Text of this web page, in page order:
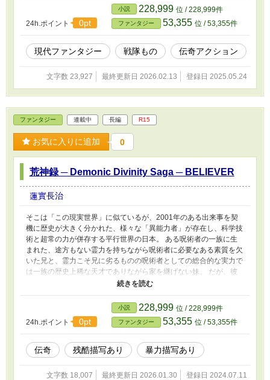
こは、読者の皆さんが居る「現実世界」と似ているけど、2001年
に起きたある事件により、魔法使い・超能力者・心霊術者・妖怪
系・古代種族・変身能力者・改造人間など、様々な「異能力者」の
存在が明らかになった平行世界の2030年前後の日本は福岡県久留
米市。 対異能力犯罪広域警察こと通称「レコンキスタ」（何の略
称かは不明）のレンジャー隊・福岡県久留米小隊は、不祥事で査問
にかけられるある警官を福岡市まで護送する任務を命じられた。
しかし、その不良警官のとんでもないやらかしは既に警察中に知れ
ています。
24h.ポイント 0pt
小説 228,999 位 / 228,999件
ファンタジー 53,355 位 / 53,355件
現代ファンタジー 戦隊もの 伝奇アクション
文字数 23,927 最終更新日 2026.02.13 登録日 2025.05.24
ファンタジー 連載中 長編 R15
お気に入りに追加 0
荒神録 ─ Demonic Divinity Saga ─ BELIEVER
蓮實長治
そこは「この現実世界」に似ているが、2001年のある出来事を契
機に歴史が大きく分かれた、様々な「異能力者」が存在し、科学技
術と超常の力が併存する平行世界の日本。 ある呪術者の一族に生
まれた、途方もない霊力を持ちながら呪術者に必要なある素質を欠
いた兄と、霊力こそ兄に劣るものの呪術者としての総合的な実力で
は一族の歴史上稀な天才でありながら家を継げない妹。 だが、彼
等の一族は既に時代の流れに飲まれ、その役割を終えつつあった。
そして、時代の瀾(あらなみ)と一族の因習は２人の人生を狂わせて
ゆき……。 ※同じ作者の別作品の悪役を主人公にした外伝です。
鬱展開とバッドエンドしか待っていないので、苦手な方は御注意下
さい。 ※「なろう」「カクヨム」「アルファポリス」「Novel
Days」「ノベルアップ+」に同じモノを投稿しています。 ※R15指
定は暴力描写・残酷描写の為です。エロについては期待しないで下
さい。
24h.ポイント 0pt
小説 228,999 位 / 228,999件
ファンタジー 53,355 位 / 53,355件
伝奇 残酷描写あり 暴力描写あり
文字数 18,007 最終更新日 2026.01.30 登録日 2024.07.11